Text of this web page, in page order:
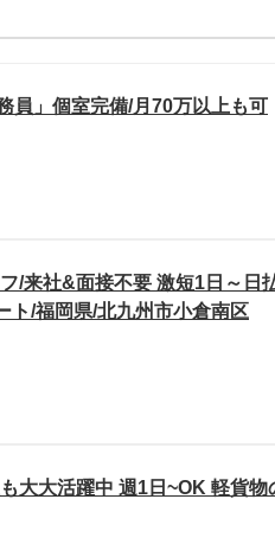
員」個室完備/月70万以上も可
/来社&面接不要 激短1日～日
ト/福岡県/北九州市小倉南区
大大活躍中 週1日~OK 軽貨物